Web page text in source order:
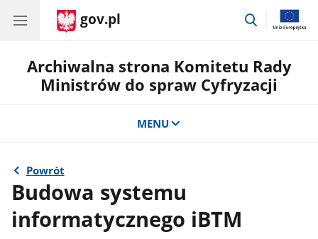
gov.pl
przejdź
Archiwalna strona Komitetu Rady
Ministrów do spraw Cyfryzacji
MENU
Powrót
Budowa systemu
informatycznego iBTM